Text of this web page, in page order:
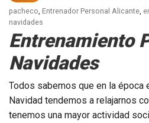
pacheco Entrenador Personal Alicante
navidades
Entrenamiento
Navidades
Todos sabemos que en la época
Navidad tendemos a relajarnos
tenemos una mayor actividad